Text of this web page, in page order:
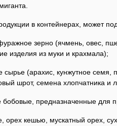
в контейнерах, может
зерно (ячмень, овес,
изделия из муки и крахмала);
(арахис, кунжутное семя,
шрот, семена хлопчатника и
бобовые, предназначенные для
орех кешью, мускатный орех,